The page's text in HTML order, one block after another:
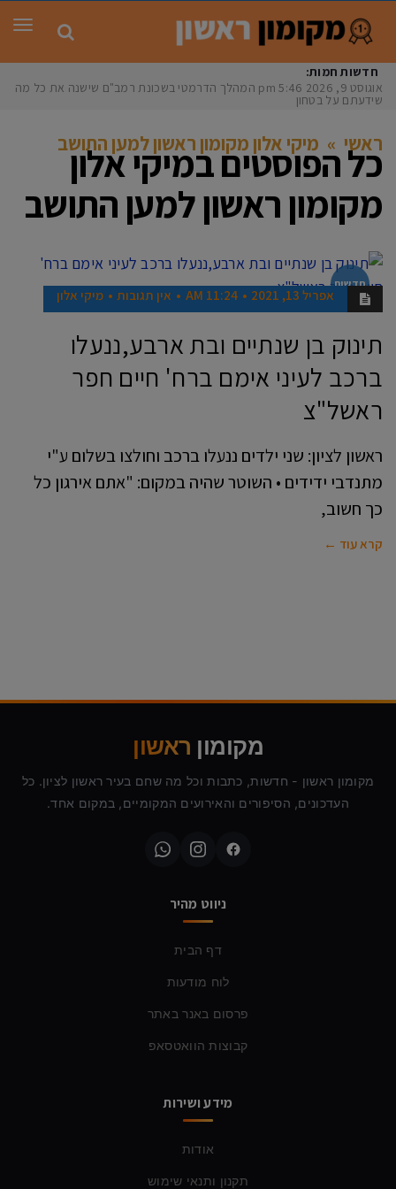
חדשות חמות:
אוגוסט 9, 2026
5:46 pm המהלך הדרמטי בשכונת רמב"ם שישנה את כל מה
שידעתם על בטחון
ראשי » מיקי אלון מקומון ראשון למען התושב
כל הפוסטים במיקי אלון
מקומון ראשון למען התושב
חדשות
אפריל 13, 2021 11:24 AM אין תגובות מיקי אלון
תינוק בן שנתיים ובת ארבע,ננעלו
ברכב לעיני אימם ברח' חיים חפר
ראשל"צ
ראשון לציון: שני ילדים ננעלו ברכב וחולצו בשלום ע"י
מתנדבי ידידים • השוטר שהיה במקום: "אתם אירגון כל
כך חשוב,
קרא עוד ←
מקומון ראשון
מקומון ראשון - חדשות, כתבות וכל מה שחם בעיר ראשון לציון. כל
העדכונים, הסיפורים והאירועים המקומיים, במקום אחד.
ניווט מהיר
דף הבית
לוח מודעות
פרסום באנר באתר
קבוצות הוואטסאפ
מידע ושירות
אודות
תקנון ותנאי שימוש